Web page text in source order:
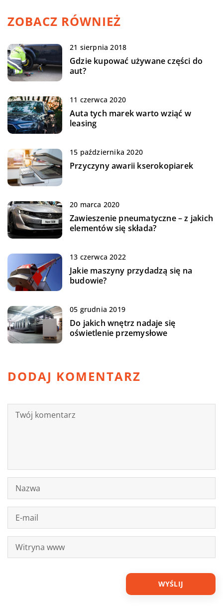
ZOBACZ RÓWNIEŻ
21 sierpnia 2018
Gdzie kupować używane części do
aut?
11 czerwca 2020
Auta tych marek warto wziąć w
leasing
15 października 2020
Przyczyny awarii kserokopiarek
20 marca 2020
Zawieszenie pneumatyczne – z jakich
elementów się składa?
13 czerwca 2022
Jakie maszyny przydadzą się na
budowie?
05 grudnia 2019
Do jakich wnętrz nadaje się
oświetlenie przemysłowe
DODAJ KOMENTARZ